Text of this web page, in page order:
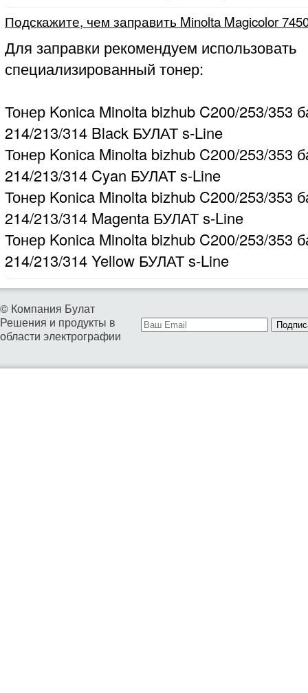
Подскажите, чем заправить Minolta Magicolor
Для заправки рекомендуем использовать
специализированный тонер:
Тонер Konica Minolta bizhub C200/253/353
214/213/314 Black БУЛАТ s-Line
Тонер Konica Minolta bizhub C200/253/353
214/213/314 Cyan БУЛАТ s-Line
Тонер Konica Minolta bizhub C200/253/353
214/213/314 Magenta БУЛАТ s-Line
Тонер Konica Minolta bizhub C200/253/353
214/213/314 Yellow БУЛАТ s-Line
© Компания Булат
Решения и продукты в
области электрографии